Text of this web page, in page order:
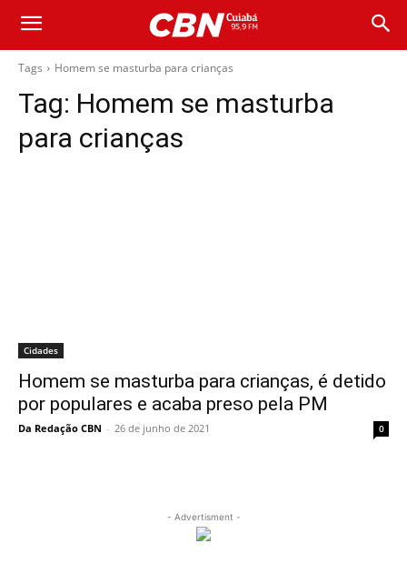
Tags Homem se masturba para crianças
Tag: Homem se masturba
para crianças
Cidades
Homem se masturba para crianças, é detido
por populares e acaba preso pela PM
Da Redação CBN - 26 de junho de 2021 0
- Advertisment -